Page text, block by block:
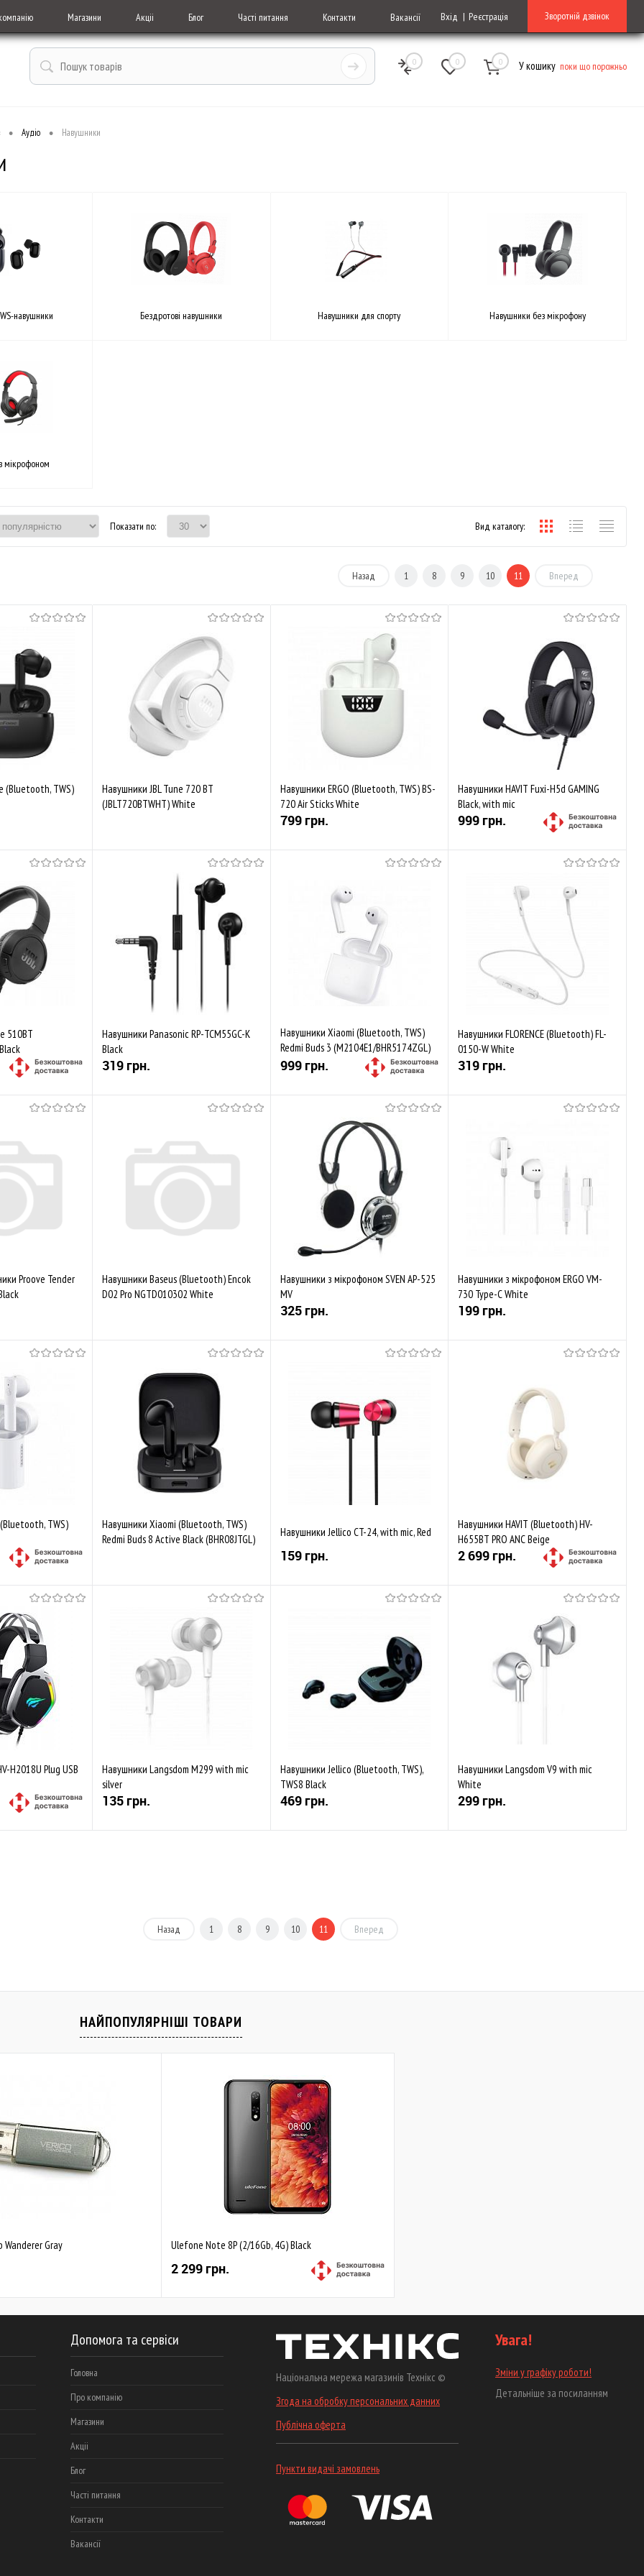
Магазини Акціі Блог Часті питання Контакти Вакансії Вхід Реєстрація Зворотній дзвінок
0 0 0 У кошику поки що порожньо
• Аудіо • Навушники
навушники Бездротові навушники Навушники для спорту Навушники без мікрофону
мікрофоном
Показати по: Вид каталогу:
Назад 1 8 9 10 11 Вперед
(Bluetooth, TWS)
Порівняти
Навушники JBL Tune 720 BT
(JBLT720BTWHT) White
Скоро у продажі
Порівняти
Навушники ERGO (Bluetooth, TWS) BS-
720 Air Sticks White
799 грн.
До обраного
Закінчується
Навушники HAVIT Fuxi-H5d GAMING
Black, with mic
999 грн.
До обраного
Порівняти
510BT
Порівняти
Навушники Panasonic RP-TCM55GC-K
Black
319 грн.
До обраного
Порівняти
Закінчується
Навушники Xiaomi (Bluetooth, TWS)
Redmi Buds 3 (M2104E1/BHR5174ZGL)
White
999 грн.
Купити
До обраного
Порівняти
Закінчується
Навушники FLORENCE (Bluetooth) FL-
0150-W White
319 грн.
До обраного
В наявності
Proove Tender
Навушники Baseus (Bluetooth) Encok
D02 Pro NGTD010302 White
До обраного Порівняти
Навушники з мікрофоном SVEN AP-525
MV
325 грн.
До обраного
Порівняти
Закінчується
Навушники з мікрофоном ERGO VM-
730 Type-C White
199 грн.
До обраного
Закінчується
TWS)
Порівняти
Навушники Xiaomi (Bluetooth, TWS)
Redmi Buds 8 Active Black (BHR08JTGL)
Порівняти
Навушники Jellico CT-24, with mic, Red
159 грн.
Порівняти
Навушники HAVIT (Bluetooth) HV-
H655BT PRO ANC Beige
2 699 грн.
Порівняти
В наявності
H2018U Plug USB
Навушники Langsdom M299 with mic
silver
135 грн.
Навушники Jellico (Bluetooth, TWS),
TWS8 Black
469 грн.
Навушники Langsdom V9 with mic
White
299 грн.
Назад
1 8 9 10 11 Вперед
НАЙПОПУЛЯРНІШІ ТОВАРИ
Wanderer Gray Ulefone Note 8P (2/16Gb, 4G) Black
2 299 грн.
Допомога та сервіси
Головна
Про компанію
Магазини
Акціі
Блог
Часті питання
Контакти
Вакансії
Національна мережа магазинів Технікс ©
Згода на обробку персональних данних
Публічна оферта
Пункти видачі замовлень
Увага!
Зміни у графіку роботи!
Детальніше за посиланням